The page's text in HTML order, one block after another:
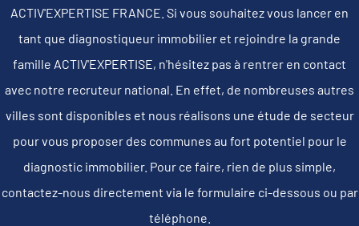
ACTIV'EXPERTISE FRANCE. Si vous souhaitez vous lancer en
tant que diagnostiqueur immobilier et rejoindre la grande
famille ACTIV'EXPERTISE, n'hésitez pas à rentrer en contact
avec notre recruteur national. En effet, de nombreuses autres
villes sont disponibles et nous réalisons une étude de secteur
pour vous proposer des communes au fort potentiel pour le
diagnostic immobilier. Pour ce faire, rien de plus simple,
contactez-nous directement via le formulaire ci-dessous ou par
téléphone.